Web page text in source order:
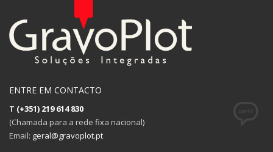
ENTRE EM CONTACTO
T (+351) 219 614 830
(Chamada para a rede fixa nacional)
Email: geral@gravoplot.pt